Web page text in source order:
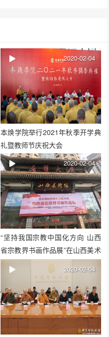
本焕学院举行2021年秋季开学典
礼暨教师节庆祝大会
2020-02-04
“坚持我国宗教中国化方向 山西
省宗教界书画作品展”在山西美术
馆举行
2020-02-04
2020-02-04